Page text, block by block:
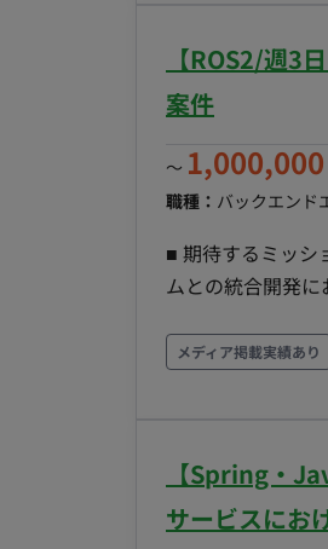
ク、記載ルール
は根拠と信頼度を
つ。 ・検証アプ
装する。一覧での
タスク分解とイ
に割り振る。コ
起因と自社実装起因を切
画いただいている企業様です。 ■求める人物像 ・業務のル
アリングとデー
ーンに渡せる形
過程に、手応えを感じられる。 ■働き方 ・参画日：
(Mac) ・基本フル
【ROS2/週3
案件
〜 1,000,000
職種： バックエンド
■ 期待するミッシ
ムとの統合開発
ています。単な
の心を動かす自然な振る舞
ェア制御・駆動
信制御】 AI・ア
ム変換・同期さ
メディア掲載実績あり
【Spring・
サービスにお